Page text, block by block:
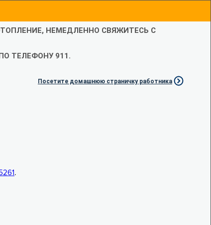
НЕМЕДЛЕННО СВЯЖИТЕСЬ С
ТЕЛЕФОНУ 911.
Посетите домашнюю страничку работника
.